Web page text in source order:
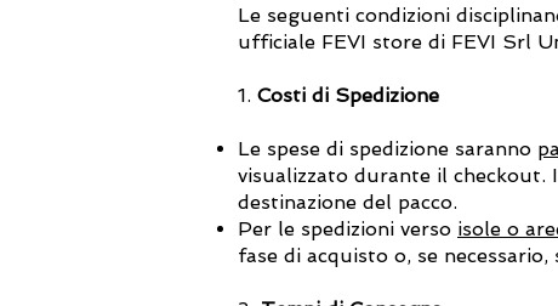
Le seguenti condizioni
ufficiale FEVI store di FEVI Srl
1. Costi di Spedizione
Le spese di spedizione saranno
visualizzato durante il checkout.
destinazione del pacco.
Per le spedizioni verso isole o
fase di acquisto o, se